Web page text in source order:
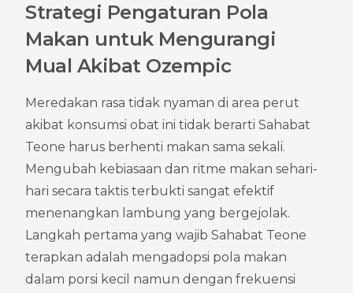
Strategi Pengaturan Pola
Makan untuk Mengurangi
Mual Akibat Ozempic
Meredakan rasa tidak nyaman di area perut
akibat konsumsi obat ini tidak berarti Sahabat
Teone harus berhenti makan sama sekali.
Mengubah kebiasaan dan ritme makan sehari-
hari secara taktis terbukti sangat efektif
menenangkan lambung yang bergejolak.
Langkah pertama yang wajib Sahabat Teone
terapkan adalah mengadopsi pola makan
dalam porsi kecil namun dengan frekuensi